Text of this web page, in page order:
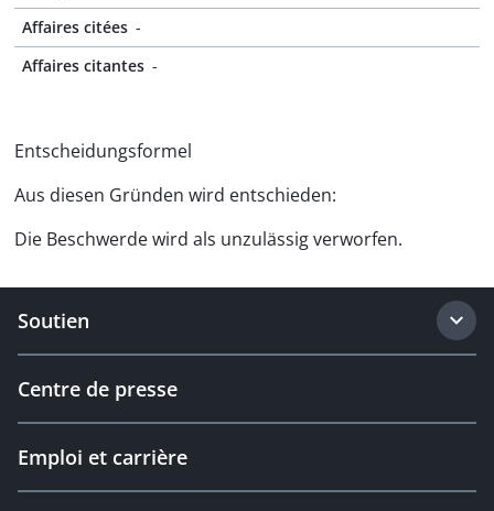
Affaires citées -
Affaires citantes -
Entscheidungsformel
Aus diesen Gründen wird entschieden:
Die Beschwerde wird als unzulässig verworfen.
Soutien
Centre de presse
Emploi et carrière